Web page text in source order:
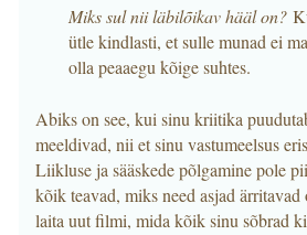
Miks sul nii läbilõikav hääl on?
ütle kindlasti, et sulle munad ei
olla peaaegu kõige suhtes.
Abiks on see, kui sinu kriitika
meeldivad, nii et sinu vastumeelsus
Liikluse ja sääskede põlgamine pole
kõik teavad, miks need asjad
laita uut filmi, mida kõik sinu sõbrad